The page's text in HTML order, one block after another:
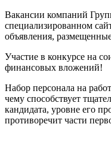
Вакансии компаний
специализированном
объявления,
Участие в конкурсе на
финансовых вложений!
Набор персонала на
чему способствует
кандидата, уровне его
противоречит части